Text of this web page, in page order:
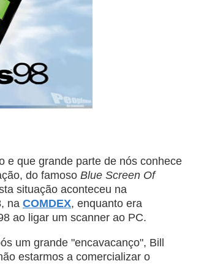
e que grande parte de nós conhece
do famoso Blue Screen Of
situação aconteceu na
na COMDEX, enquanto era
ao ligar um scanner ao PC.
um grande "encavacanço", Bill
estarmos a comercializar o